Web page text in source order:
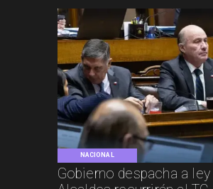
NACIONAL
Gobierno despacha a